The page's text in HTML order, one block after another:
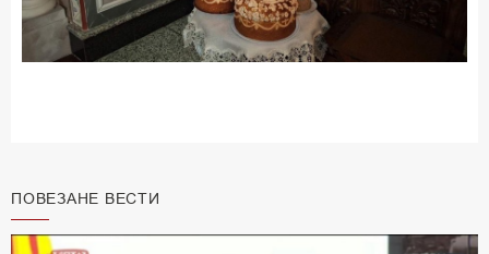
ПОВЕЗАНЕ ВЕСТИ